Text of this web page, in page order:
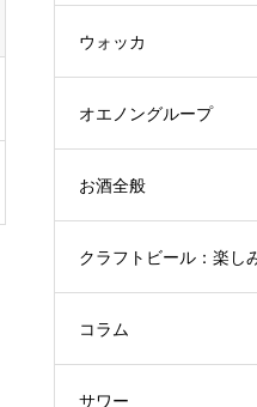
ウォッカ
オエノングループ
お酒全般
クラフトビール：楽し
コラム
サワー